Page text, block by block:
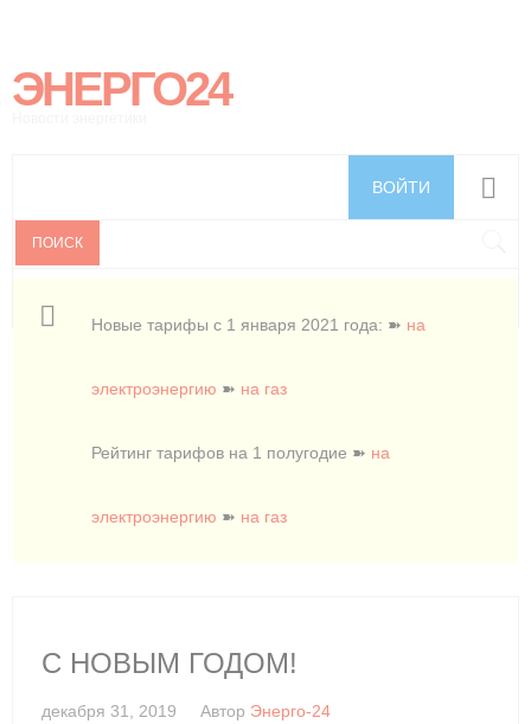
ЭНЕРГО24
ВОЙТИ
Новые тарифы с 1 января 2021 года: ➽ на
электроэнергию ➽ на газ
Рейтинг тарифов на 1 полугодие ➽ на
электроэнергию ➽ на газ
ПОИСК
С НОВЫМ ГОДОМ!
декабря 31, 2019 Автор Энерго-24